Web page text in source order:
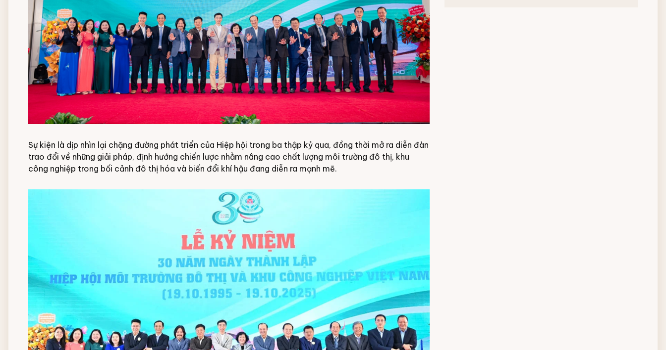
Sự kiện là dịp nhìn lại chặng đường phát triển của Hiệp hội trong ba thập kỷ qua, đồng thời mở ra diễn đàn
trao đổi về những giải pháp, định hướng chiến lược nhằm nâng cao chất lượng môi trường đô thị, khu
công nghiệp trong bối cảnh đô thị hóa và biến đổi khí hậu đang diễn ra mạnh mẽ.